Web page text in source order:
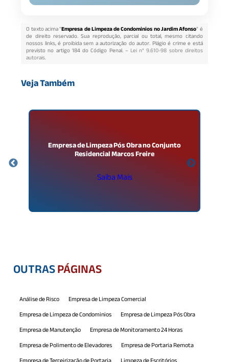
O texto acima "Empresa de Limpeza de Condominios no Jardim Afonso" é
de direito reservado. Sua reprodução, parcial ou total, mesmo citando
nossos links, é proibida sem a autorização do autor. Plágio é crime e está
previsto no artigo 184 do Código Penal. – Lei n° 9.610-98 sobre direitos
autorais.
Veja Também
Empresa de Limpeza Pós Obra no Conjunto
Residencial Marcos Freire
Saiba Mais
OUTRASPÁGINAS
Análise de Risco
Empresa de Limpeza Comercial
Empresa de Limpeza de Condominios
Empresa de Limpeza Pós Obra
Empresa de Manutenção
Empresa de Monitoramento 24 Horas
Empresa de Polimento de Elevadores
Empresa de Portaria Remota